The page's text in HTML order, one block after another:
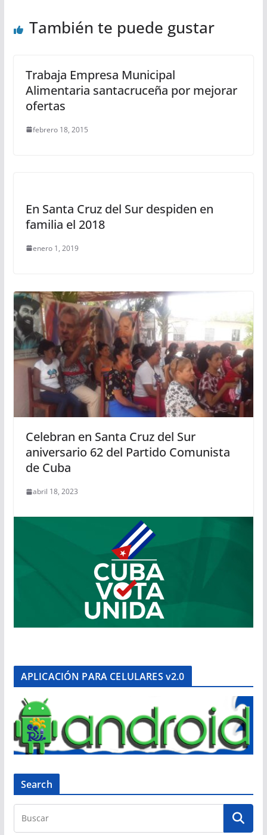
También te puede gustar
Trabaja Empresa Municipal
Alimentaria santacruceña por mejorar
ofertas
febrero 18, 2015
En Santa Cruz del Sur despiden en
familia el 2018
enero 1, 2019
Celebran en Santa Cruz del Sur
aniversario 62 del Partido Comunista
de Cuba
abril 18, 2023
APLICACIÓN PARA CELULARES v2.0
Search